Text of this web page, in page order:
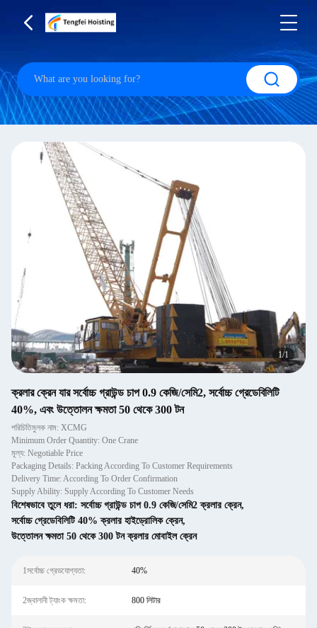
1/1
ক্রলার ক্রেন যার সর্বোচ্চ গ্রাউন্ড চাপ 0.9 কেজি/সেমি2, সর্বোচ্চ গ্রেডেবিলিটি
40%, এবং উত্তোলন ক্ষমতা 50 থেকে 300 টন
পরিচিতিমুলক নাম: XCMG
Minimum Order Quantity: One Crane
মূল্য: Negotiable Price
Packaging Details: Packing According To Customer Requirements
Delivery Time: According To Order Confirmation
Supply Ability: Supply According To Customer Needs
বিশেষভাবে তুলে ধরা: সর্বোচ্চ গ্রাউন্ড চাপ 0.9 কেজি/সেমি2 ক্রলার ক্রেন,
সর্বোচ্চ গ্রেডেবিলিটি 40% ক্রলার হাইড্রোলিক ক্রেন,
উত্তোলন ক্ষমতা 50 থেকে 300 টন ক্রলার মোবাইল ক্রেন
1সর্বোচ্চ গ্রেডযোগ্যতা: 40%
2জ্বালানী ট্যাংক ক্ষমতা: 800 লিটার